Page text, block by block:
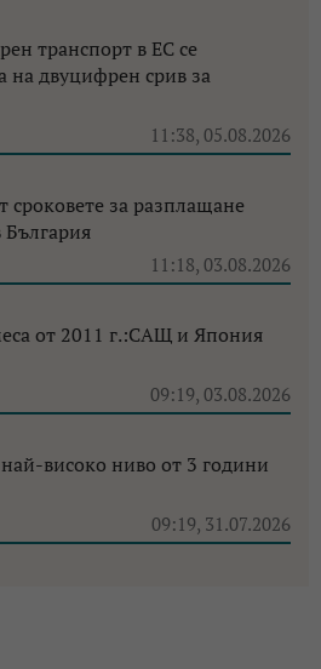
транспорт в ЕС се
на двуцифрен срив за
11:38, 05.08.2026
сроковете за разплащане
11:18, 03.08.2026
от 2011 г.:САЩ и Япония
09:19, 03.08.2026
високо ниво от 3 години
09:19, 31.07.2026